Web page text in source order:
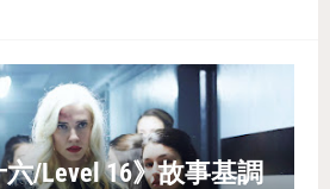
/Level 16》故事基調